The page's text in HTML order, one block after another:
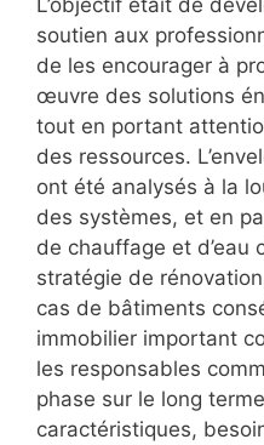
soutien aux
de les encourager à
œuvre des solutions
tout en portant
des ressources.
ont été analysés à la
des systèmes, et en
de chauffage et d’eau
stratégie de
cas de bâtiments
immobilier important
les responsables
phase sur le long
caractéristiques,